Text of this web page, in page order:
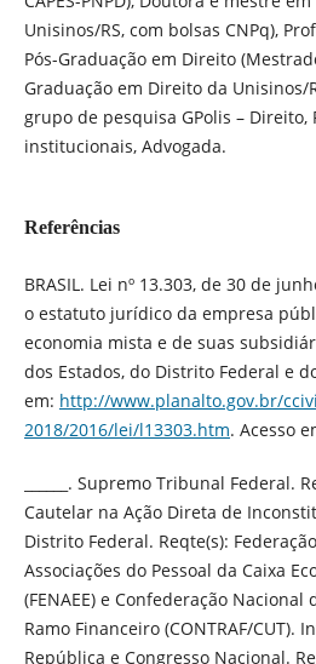
Unisinos/RS, com bolsas CNPq),
Pós-Graduação em Direito
Graduação em Direito da Unisinos/
grupo de pesquisa GPolis – Direito,
institucionais, Advogada.
Referências
BRASIL. Lei nº 13.303, de 30 de
o estatuto jurídico da empresa
economia mista e de suas
dos Estados, do Distrito Federal e
em: http://www.planalto.gov.br/
2018/2016/lei/l13303.htm. Acesso
______. Supremo Tribunal Federal.
Cautelar na Ação Direta de
Distrito Federal. Reqte(s):
Associações do Pessoal da Caixa
(FENAEE) e Confederação
Ramo Financeiro (CONTRAF/CUT).
República e Congresso Nacional.